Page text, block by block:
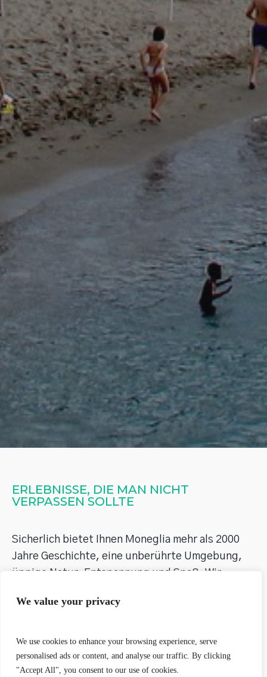
We value your privacy
We use cookies to enhance your browsing experience, serve
personalised ads or content, and analyse our traffic. By clicking
"Accept All", you consent to our use of cookies.
ERLEBNISSE, DIE MAN NICHT
VERPASSEN SOLLTE
Sicherlich bietet Ihnen Moneglia mehr als 2000
Jahre Geschichte, eine unberührte Umgebung,
üppige Natur, Entspannung und Spaß. Wir
Ihrem Urlaub zu machen.